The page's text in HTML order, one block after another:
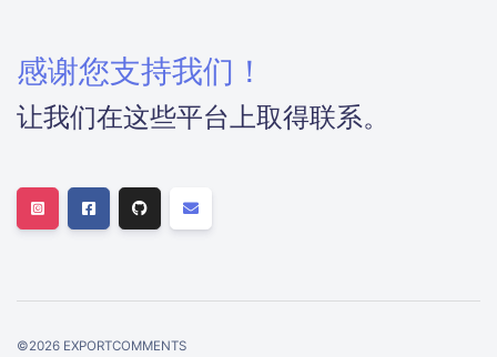
感谢您支持我们！
让我们在这些平台上取得联系。
©2026 EXPORTCOMMENTS